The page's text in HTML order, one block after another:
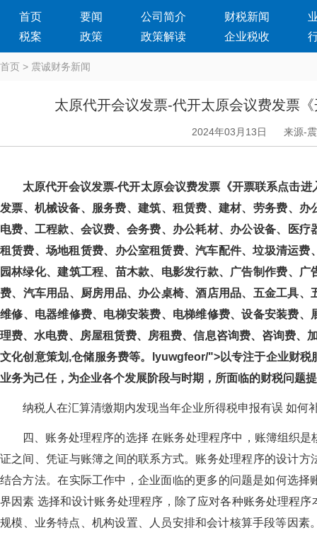
首页 要闻 公司简介 财税新闻
税案
政策 政策解读 企业税收
首页 > 震诚财务新闻
太原代开会议发票-代开太原会议费发票
2024年03月13日 来源-
太原代开会议发票-代开太原会议费发票《开票联系点击进入》
发票、机械设备、服务费、建筑、租赁费、建材、劳务费、
电费、工程款、会议费、会务费、办公耗材、办公设备、医
租赁费、场地租赁费、办公室租赁费、汽车配件、垃圾清运费
园林绿化、建筑工程、苗木款、电影发行款、广告制作费
费、汽车用品、厨房用品、办公桌椅、酒店用品、五金工具
维修、电器维修费、电梯安装费、电梯维修费、设备安装费
理费、水电费、房屋租赁费、房租费、信息咨询费、咨询费
文化创意策划,仓储服务费等。lyuwgfeor/">以专注于企业财税
业务为己任，为企业各个发展阶段与时期，所面临的财税问
纳税人在汇算清缴期内发现当年企业所得税申报有误 如何
四、账务处理程序的选择 在账务处理程序中，账簿组织是
证之间、凭证与账簿之间的联系方式。账务处理程序的设计方法
结合方法。在实际工作中，企业面临的更多的问题是如何
界因素 选择和设计账务处理程序，除了应对各种账务处理程序
规模、业务特点、机构设置、人员安排和会计核算手段等因素